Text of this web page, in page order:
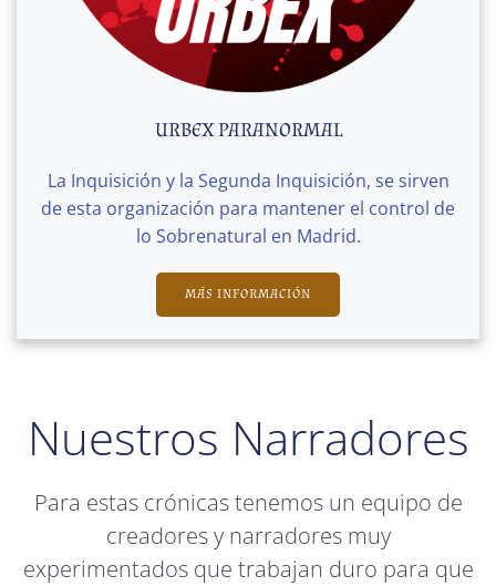
URBEX PARANORMAL
La Inquisición y la Segunda Inquisición, se sirven
de esta organización para mantener el control de
lo Sobrenatural en Madrid.
MÁS INFORMACIÓN
Nuestros Narradores
Para estas crónicas tenemos un equipo de
creadores y narradores muy
experimentados que trabajan duro para que